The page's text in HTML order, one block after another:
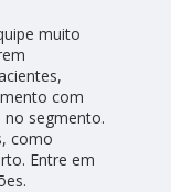
muito
com
no segmento.
como
Entre em